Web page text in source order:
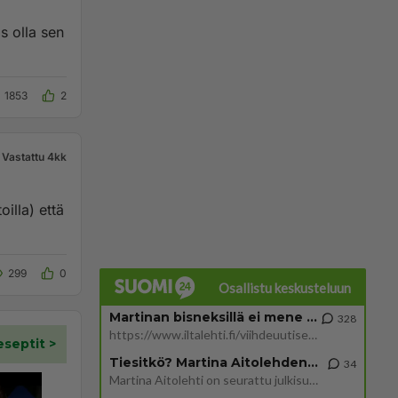
olla sen
1853 2
Vastattu 4kk
että
299 0
Osallistu keskusteluun
Martinan bisneksillä ei mene hyvin
https://www.iltalehti.fi/viihdeuutiset/a/c46da6ab-340f-4790-aaa7-0865eed2336 Yrityksen konkurssihakemus on tullut kärä
328
Tiesitkö? Martina Aitolehden isäpuoli on tämä suosittu laulaja
Martina Aitolehti on seurattu julkisuuden henkilö. Lähipiiriin mahtuu muitakin tunnettuja henkilöitä. Tiesitkö, että Ma
34